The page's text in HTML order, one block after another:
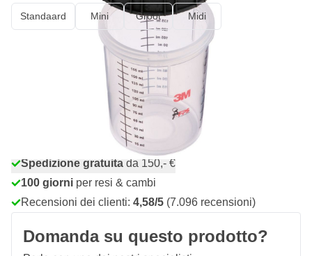
Standaard Mini Groot Midi
incl. IVA
Aggiungi al Carrello
Ordina entro le 22:59,spedito oggi
Spedizione gratuita da 150,- €
100 giorni per resi & cambi
Recensioni dei clienti: 4,58/5 (7.096 recensioni)
Domanda su questo prodotto?